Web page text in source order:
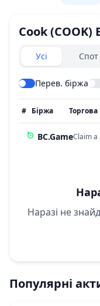
Cook(COOK)
Exchanges type
Усі Спот
Перев. біржа
# Біржа
BC.GameClaim a
Наразі не
Популярні